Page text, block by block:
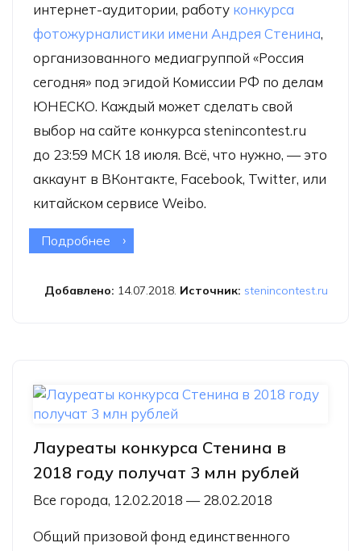
интернет-аудитории, работу конкурса
фотожурналистики имени Андрея Стенина,
организованного медиагруппой «Россия
сегодня» под эгидой Комиссии РФ по делам
ЮНЕСКО. Каждый может сделать свой
выбор на сайте конкурса stenincontest.ru
до 23:59 МСК 18 июля. Всё, что нужно, — это
аккаунт в ВКонтакте, Facebook, Twitter, или
китайском сервисе Weibo.
Подробнее о Конкурс Стенина предлагает
лучшую работу
Добавлено: 14.07.2018. Источник: stenincontest.ru
Лауреаты конкурса Стенина в
2018 году получат 3 млн рублей
Все города, 12.02.2018 — 28.02.2018
Общий призовой фонд единственного